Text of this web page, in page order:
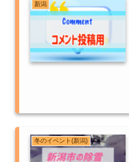
新潟
冬のイベント(新潟)